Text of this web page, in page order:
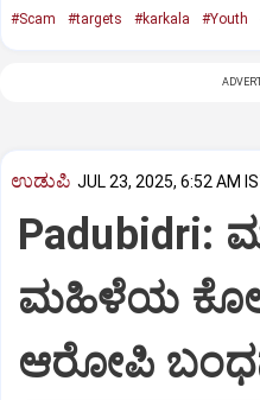
#Scam #targets #karkala #Youth
ಉಡುಪಿ JUL 23, 2025, 6:52 AM
Padubidri:
ಮಹಿಳೆಯ
ಆರೋಪಿ